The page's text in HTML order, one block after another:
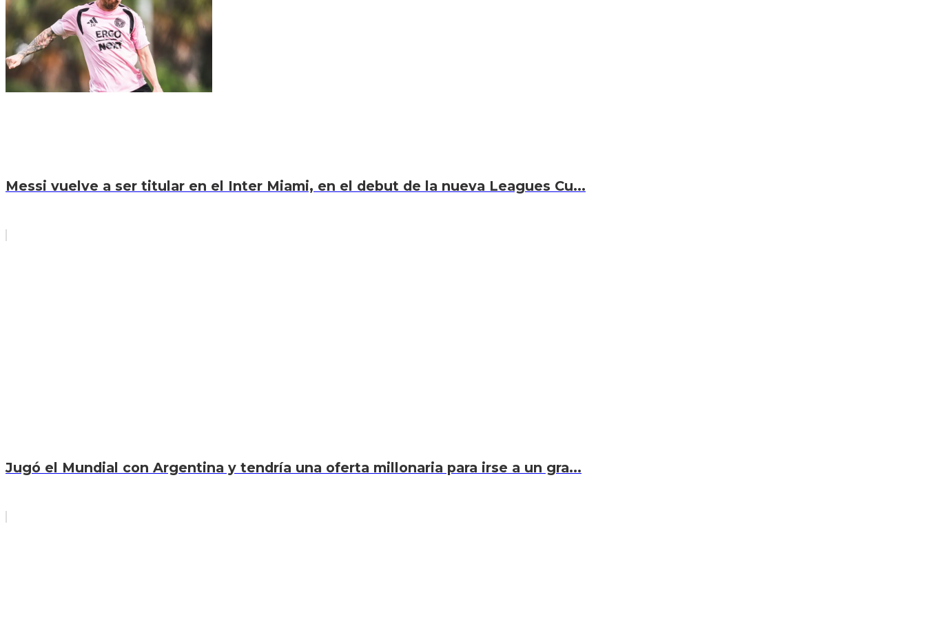
Messi vuelve a ser titular en el Inter Miami, en el debut de la nueva Leagues Cu...
Jugó el Mundial con Argentina y tendría una oferta millonaria para irse a un gra...